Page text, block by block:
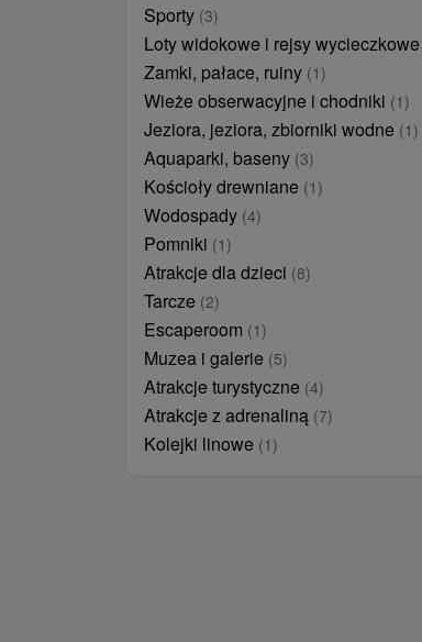
Sporty (3)
Loty widokowe i rejsy wycieczkowe
Zamki, pałace, ruiny (1)
Wieże obserwacyjne i chodniki (1)
Jeziora, jeziora, zbiorniki wodne (1)
Aquaparki, baseny (3)
Kościoły drewniane (1)
Wodospady (4)
Pomniki (1)
Atrakcje dla dzieci (8)
Tarcze (2)
Escaperoom (1)
Muzea i galerie (5)
Atrakcje turystyczne (4)
Atrakcje z adrenaliną (7)
Kolejki linowe (1)